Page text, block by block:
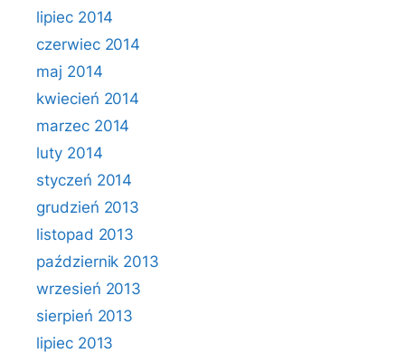
lipiec 2014
czerwiec 2014
maj 2014
kwiecień 2014
marzec 2014
luty 2014
styczeń 2014
grudzień 2013
listopad 2013
październik 2013
wrzesień 2013
sierpień 2013
lipiec 2013